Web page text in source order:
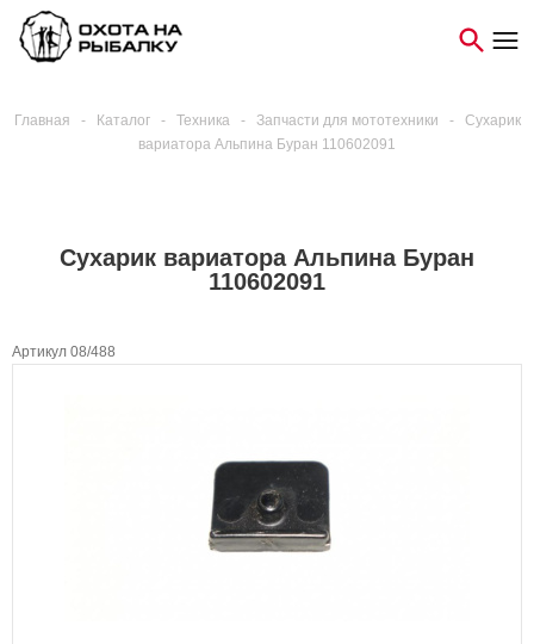
Главная - Каталог - Техника - Запчасти для мототехники -
Сухарик
вариатора Альпина Буран 110602091
Сухарик вариатора Альпина Буран
110602091
Артикул 08/488